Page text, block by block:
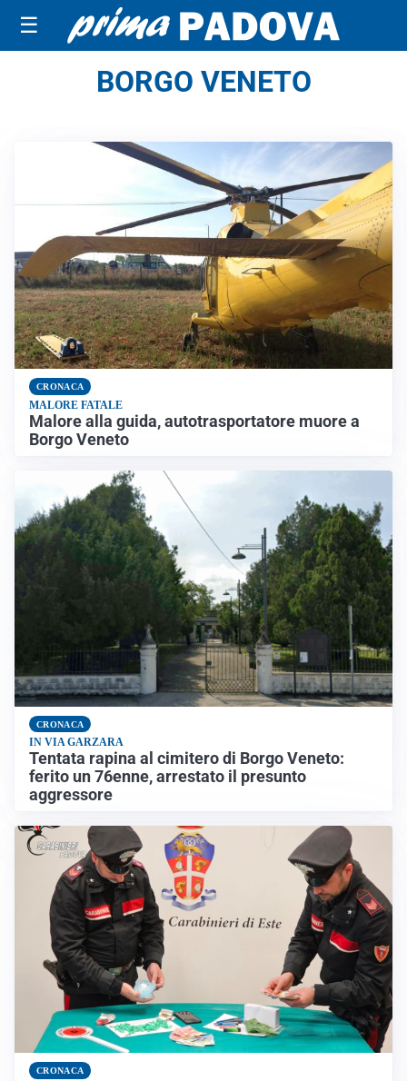
☰
BORGO VENETO
CRONACA
MALORE FATALE
Malore alla guida, autotrasportatore muore a
Borgo Veneto
CRONACA
IN VIA GARZARA
Tentata rapina al cimitero di Borgo Veneto:
ferito un 76enne, arrestato il presunto
aggressore
CRONACA